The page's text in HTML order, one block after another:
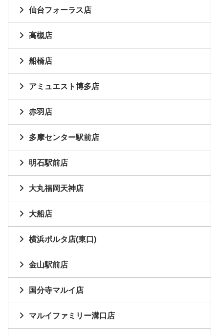
仙台フォーラス店
高槻店
船橋店
アミュエスト博多店
赤羽店
多摩センター駅前店
明石駅前店
大丸福岡天神店
大船店
横浜ポルタ店(東口)
金山駅前店
国分寺マルイ店
マルイファミリー溝口店